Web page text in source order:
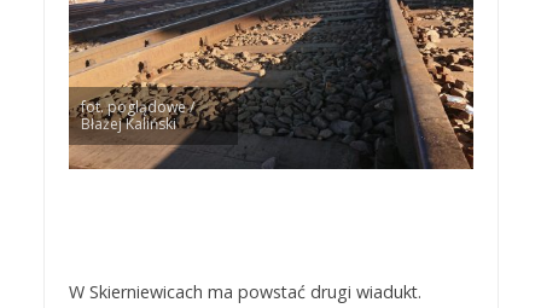
fot. poglądowe /
Błażej Kaliński
W Skierniewicach ma powstać drugi wiadukt.